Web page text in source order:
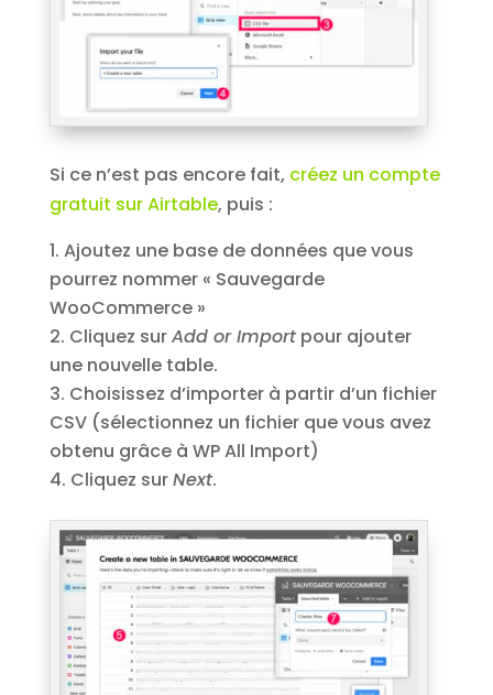
Si ce n’est pas encore fait, créez un compte
gratuit sur Airtable, puis :
Ajoutez une base de données que vous
pourrez nommer « Sauvegarde
WooCommerce »
Cliquez surAdd or Importpour ajouter
une nouvelle table.
Choisissez d’importer à partir d’un fichier
CSV (sélectionnez un fichier que vous avez
obtenu grâce à WP All Import)
Cliquez surNext.